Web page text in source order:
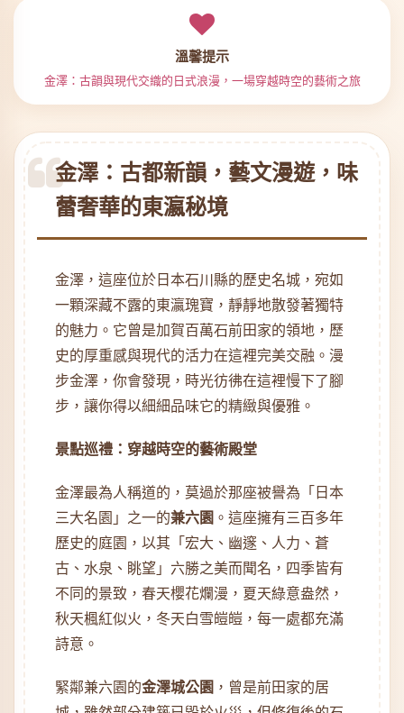
溫馨提示
金澤：古韻與現代交織的日式浪漫，一場穿越時空的藝術之旅
金澤：古都新韻，藝文漫遊，味
蕾奢華的東瀛秘境
金澤，這座位於日本石川縣的歷史名城，宛如
一顆深藏不露的東瀛瑰寶，靜靜地散發著獨特
的魅力。它曾是加賀百萬石前田家的領地，歷
史的厚重感與現代的活力在這裡完美交融。漫
步金澤，你會發現，時光彷彿在這裡慢下了腳
步，讓你得以細細品味它的精緻與優雅。
景點巡禮：穿越時空的藝術殿堂
金澤最為人稱道的，莫過於那座被譽為「日本
三大名園」之一的兼六園 。這座擁有三百多年
歷史的庭園，以其「宏大、幽邃、人力、蒼
古、水泉、眺望」六勝之美而聞名，四季皆有
不同的景致，春天櫻花爛漫，夏天綠意盎然，
秋天楓紅似火，冬天白雪皚皚，每一處都充滿
詩意。
緊鄰兼六園的金澤城公園 ，曾是前田家的居